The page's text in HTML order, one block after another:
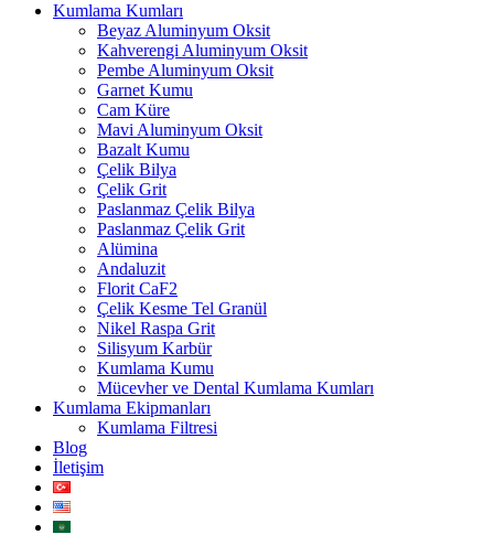
Kumlama Kumları
Beyaz Aluminyum Oksit
Kahverengi Aluminyum Oksit
Pembe Aluminyum Oksit
Garnet Kumu
Cam Küre
Mavi Aluminyum Oksit
Bazalt Kumu
Çelik Bilya
Çelik Grit
Paslanmaz Çelik Bilya
Paslanmaz Çelik Grit
Alümina
Andaluzit
Florit CaF2
Çelik Kesme Tel Granül
Nikel Raspa Grit
Silisyum Karbür
Kumlama Kumu
Mücevher ve Dental Kumlama Kumları
Kumlama Ekipmanları
Kumlama Filtresi
Blog
İletişim